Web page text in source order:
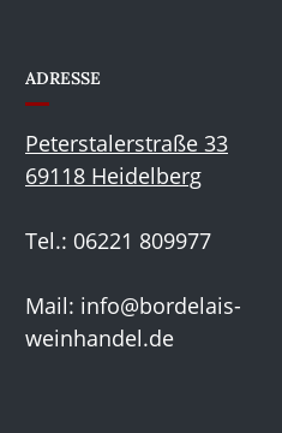
ADRESSE
Peterstalerstraße 33
69118 Heidelberg
Tel.: 06221 809977
Mail: info@bordelais-
weinhandel.de